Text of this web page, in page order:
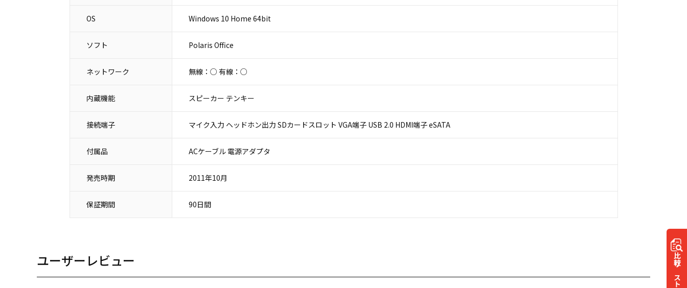
比較
リスト
OS Windows 10 Home 64bit
ソフト Polaris Office
ネットワーク 無線：○ 有線：○
内蔵機能 スピーカー テンキー
接続端子 マイク入力 ヘッドホン出力 SDカードスロット VGA端子 USB 2.0 HDMI端子 eSATA
付属品 ACケーブル 電源アダプタ
発売時期 2011年10月
保証期間 90日間
ユーザーレビュー